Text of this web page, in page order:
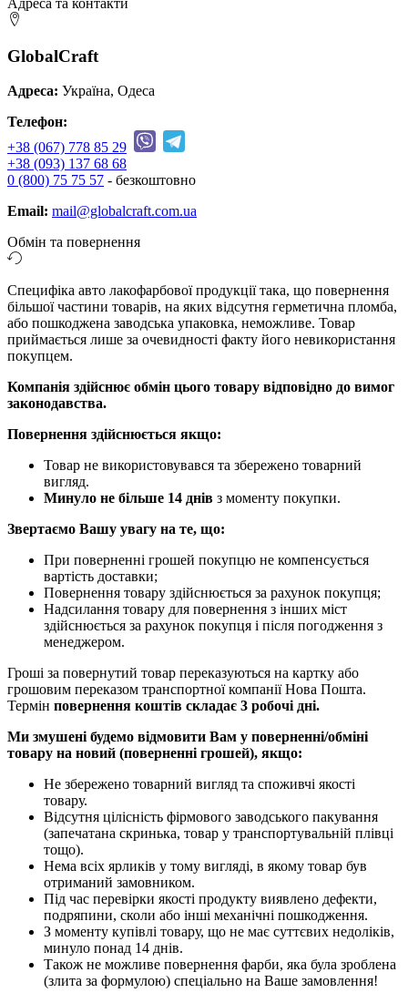
GlobalCraft
Адреса: Україна, Одеса
Телефон:
+38 (067) 778 85 29
+38 (093) 137 68 68
0 (800) 75 75 57 - безкоштовно
Email: mail@globalcraft.com.ua
Обмін та повернення
Специфіка авто лакофарбової продукції така, що повернення
більшої частини товарів, на яких відсутня герметична пломба,
або пошкоджена заводська упаковка, неможливе. Товар
приймається лише за очевидності факту його невикористання
покупцем.
Компанія здійснює обмін цього товару відповідно до вимог
законодавства.
Повернення здійснюється якщо:
Товар не використовувався та збережено товарний
вигляд.
Минуло не більше 14 днів з моменту покупки.
Звертаємо Вашу увагу на те, що:
При поверненні грошей покупцю не компенсується
вартість доставки;
Повернення товару здійснюється за рахунок покупця;
Надсилання товару для повернення з інших міст
здійснюється за рахунок покупця і після погодження з
менеджером.
Гроші за повернутий товар переказуються на картку або
грошовим переказом транспортної компанії Нова Пошта.
Термін повернення коштів складає 3 робочі дні.
Ми змушені будемо відмовити Вам у поверненні/обміні
товару на новий (поверненні грошей), якщо:
Не збережено товарний вигляд та споживчі якості
товару.
Відсутня цілісність фірмового заводського пакування
(запечатана скринька, товар у транспортувальній плівці
тощо).
Нема всіх ярликів у тому вигляді, в якому товар був
отриманий замовником.
Під час перевірки якості продукту виявлено дефекти,
подряпини, сколи або інші механічні пошкодження.
З моменту купівлі товару, що не має суттєвих недоліків,
минуло понад 14 днів.
Також не можливе повернення фарби, яка була зроблена
(злита за формулою) спеціально на Ваше замовлення!